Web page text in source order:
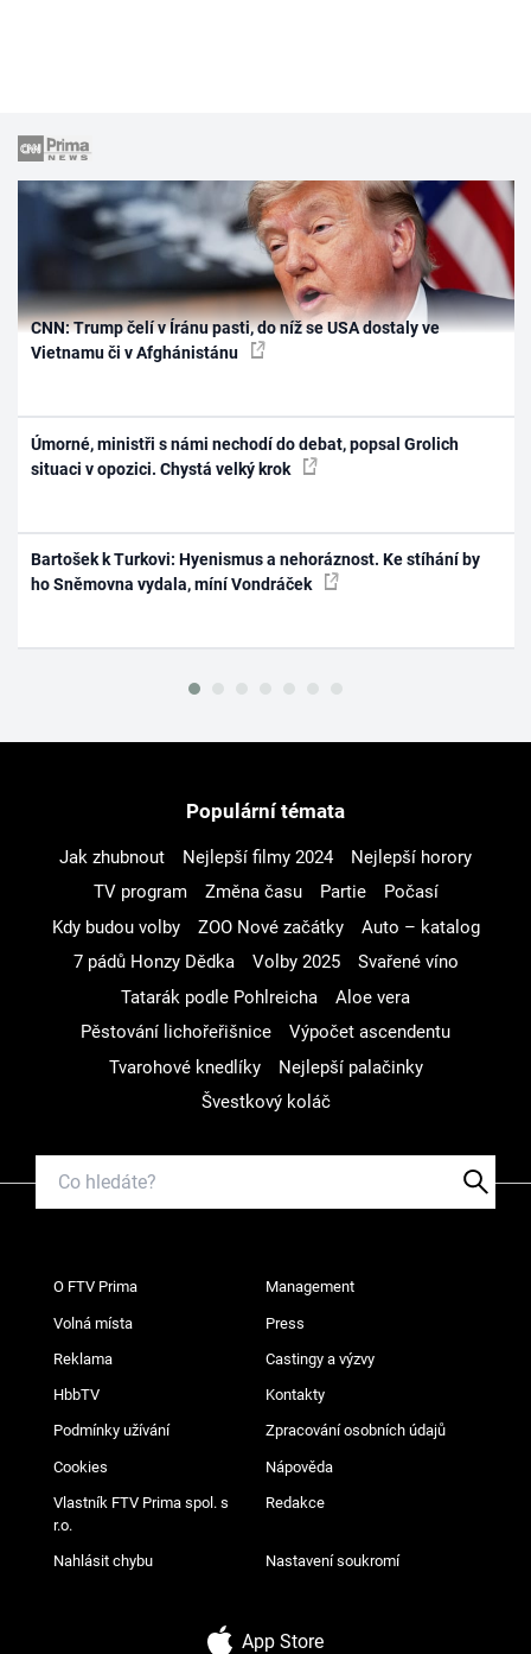
CNN: Trump čelí v Íránu pasti, do níž se USA dostaly ve
Vietnamu či v Afghánistánu
Úmorné, ministři s námi nechodí do debat, popsal Grolich
situaci v opozici. Chystá velký krok
Bartošek k Turkovi: Hyenismus a nehoráznost. Ke stíhání by
ho Sněmovna vydala, míní Vondráček
Populární témata
Jak zhubnout Nejlepší filmy 2024
Nejlepší horory
TV program
Změna času Partie
Počasí
Kdy budou volby
ZOO Nové začátky
Auto – katalog
7 pádů Honzy Dědka
Volby 2025
Svařené víno
Tatarák podle Pohlreicha
Aloe vera
Pěstování lichořeřišnice
Výpočet ascendentu
Tvarohové knedlíky
Nejlepší palačinky
Švestkový koláč
O FTV Prima Management
Volná místa Press
Reklama Castingy a výzvy
HbbTV Kontakty
Podmínky užívání Zpracování osobních údajů
Cookies Nápověda
Vlastník FTV Prima spol. s
r.o.
Redakce
Nahlásit chybu Nastavení soukromí
App Store